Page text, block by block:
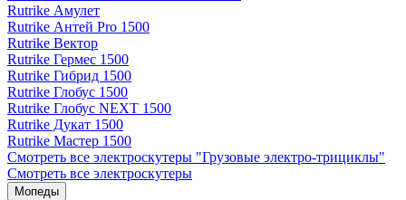
Rutrike Амулет
Rutrike Антей Pro 1500
Rutrike Вектор
Rutrike Гермес 1500
Rutrike Гибрид 1500
Rutrike Глобус 1500
Rutrike Глобус NEXT 1500
Rutrike Дукат 1500
Rutrike Мастер 1500
Смотреть все электро­скутеры "Грузовые электро‑трициклы"
Смотреть все электро­скутеры
Мопеды